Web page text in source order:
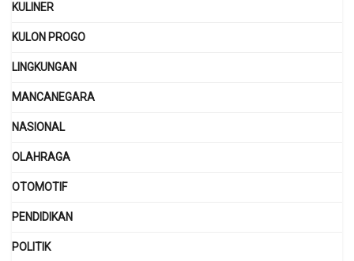
KULINER
KULON PROGO
LINGKUNGAN
MANCANEGARA
NASIONAL
OLAHRAGA
OTOMOTIF
PENDIDIKAN
POLITIK